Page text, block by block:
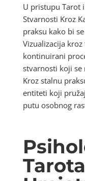
U pristupu Tarot
Stvarnosti Kroz
praksu kako bi
Vizualizacija
kontinuirani
stvarnosti koji
Kroz stalnu
entiteti koji
putu osobnog